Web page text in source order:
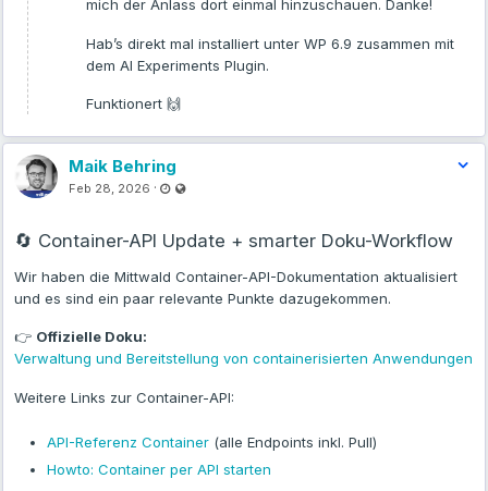
Den Link kannst Du gern an deine Kunden weitergeben. Bitte
beachte nur: Das Webinar enthält sichtbare mittwald Elemente und
ist nicht als White-Label-Format gedacht.
Wir freuen uns, wenn Du oder deine Kunden dabei sind – und
gemeinsam mit uns dafür sorgt, dass aus einem kurzen Moment
der Unsicherheit kein echtes Sicherheitsproblem wird.
Feedback:Bugs imIssue-Tracker, generelle Diskussionim Discord
in #ai-cms
Weiterführende Links: Ausführlicher Blogartikel zum Release
Plugin im Plugin Directory
mich der Anlass dort einmal hinzuschauen. Danke!
Hab’s direkt mal installiert unter WP 6.9 zusammen mit
dem AI Experiments Plugin.
Funktionert 🙌
Maik Behring
Feb 28, 2026 · Last updated Feb 28, 2026 - 10:36 PM
🔄 Container-API Update + smarter Doku-Workflow
Wir haben die Mittwald Container-API-Dokumentation aktualisiert
und es sind ein paar relevante Punkte dazugekommen.
👉 Offizielle Doku:
Verwaltung und Bereitstellung von containerisierten Anwendungen
Weitere Links zur Container-API:
API-Referenz Container (alle Endpoints inkl. Pull)
Howto: Container per API starten